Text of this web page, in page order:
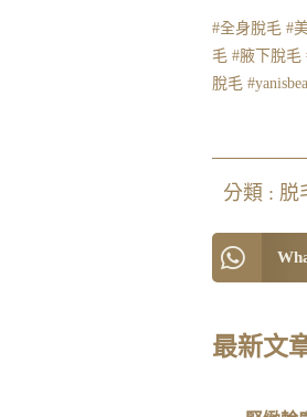
#全身脫毛 #
毛 #腋下脫毛
脫毛
分類 : 脱
最新文